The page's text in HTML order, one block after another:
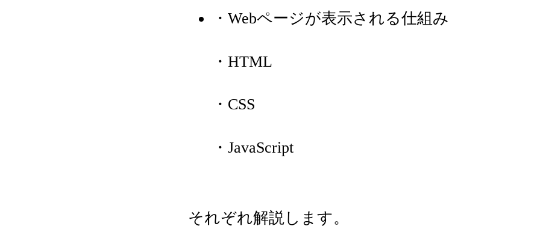
・Webページが表示される仕組み
・HTML
・CSS
・JavaScript
それぞれ解説します。